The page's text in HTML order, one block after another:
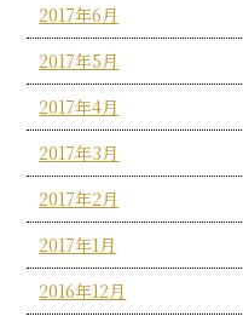
2017年6月
2017年5月
2017年4月
2017年3月
2017年2月
2017年1月
2016年12月